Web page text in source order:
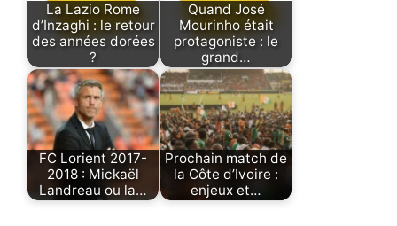
La Lazio Rome
d’Inzaghi : le retour
des années dorées
?
Quand José
Mourinho était
protagoniste : le
grand…
FC Lorient 2017-
2018 : Mickaël
Landreau ou la…
Prochain match de
la Côte d’Ivoire :
enjeux et…